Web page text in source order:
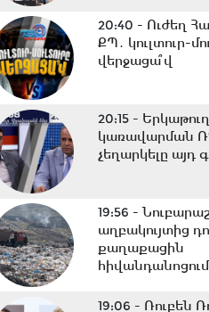
20:40 - Ուժեղ
ՔՊ․ կուլտուր-
վերջացա՞վ
20:15 -
կառավարման
չեղարկելը այդ
19:56 -
աղբակույտից
քաղաքացին
19:06 - Ռուբեն